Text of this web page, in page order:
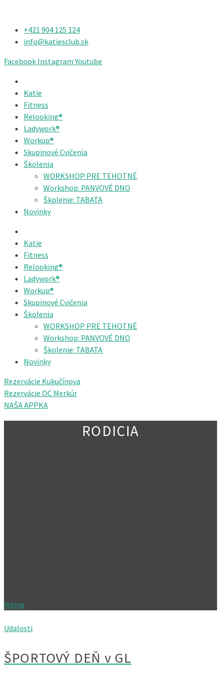
+421 904 125 124​
info@katiesclub.sk
Facebook Instagram Youtube
Katie
Fitness
Relooking®
Ladywork®
Workup®
Skupinové Cvičenia
Školenia
WORKSHOP PRE TEHOTNÉ
Workshop: PANVOVÉ DNO
Školenie: TABATA
Novinky
Katie
Fitness
Relooking®
Ladywork®
Workup®
Skupinové Cvičenia
Školenia
WORKSHOP PRE TEHOTNÉ
Workshop: PANVOVÉ DNO
Školenie: TABATA
Novinky
Rezervácie Kukučínova
Rezervácie OC Merkúr
NAŠA APPKA
RODICIA
Home
Udalosti
ŠPORTOVÝ DEŇ v GL